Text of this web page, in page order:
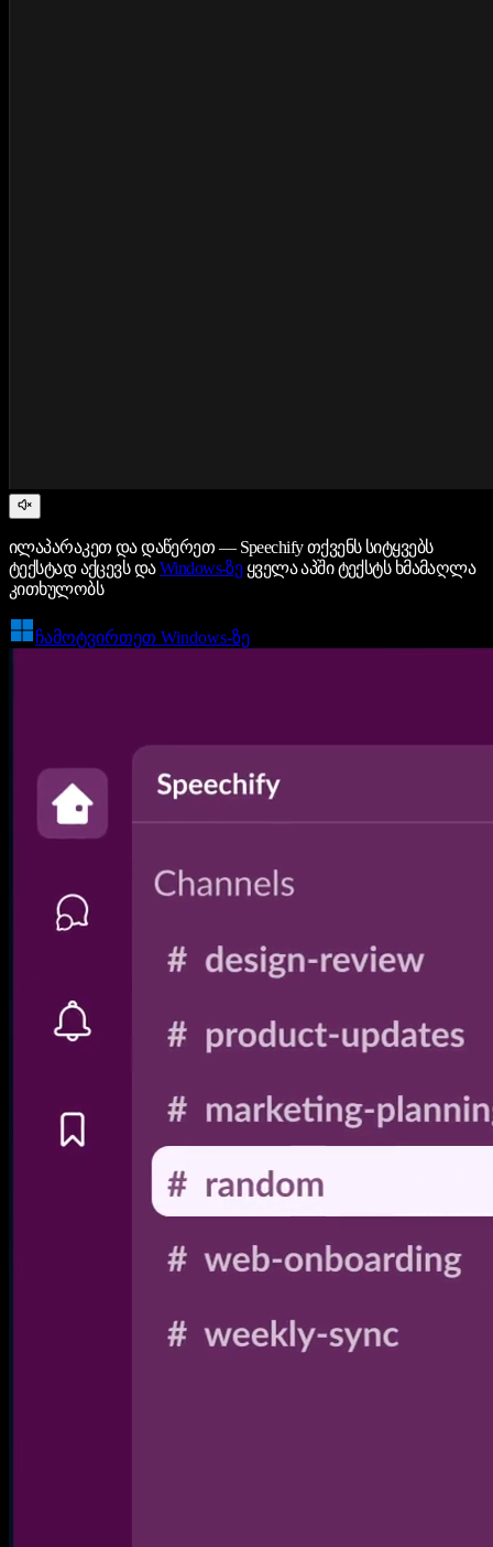
ილაპარაკეთ და დაწერეთ — Speechify თქვენს სიტყვებს
ტექსტად აქცევს დაWindows-ზეყველა აპში ტექსტს ხმამაღლა
კითხულობს
ჩამოტვირთეთ Windows-ზე